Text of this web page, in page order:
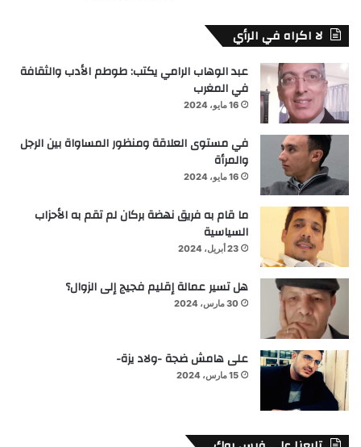
لا اكراه في الرأي
عبد الوهاب الرامي يكتب: طوطم الأدب والثقافة
في المغرب
16 مايو، 2024
في مستوى العلاقة ومنظور المساواة بين الرجل
والمرأة
16 مايو، 2024
ما قام به فريق نهضة بركان لم تقم به الأحزاب
السياسية
23 أبريل، 2024
هل تسير عمالة إقليم فجيج إلى الزوال؟
30 مارس، 2024
على هامش ضجة -ولاد يزة-
15 مارس، 2024